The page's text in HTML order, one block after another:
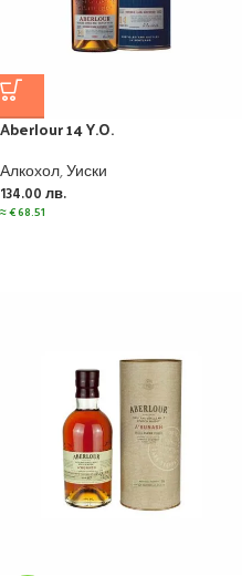
Aberlour 14 Y.O.
Алкохол,Уиски
134.00 лв.
≈€68.51